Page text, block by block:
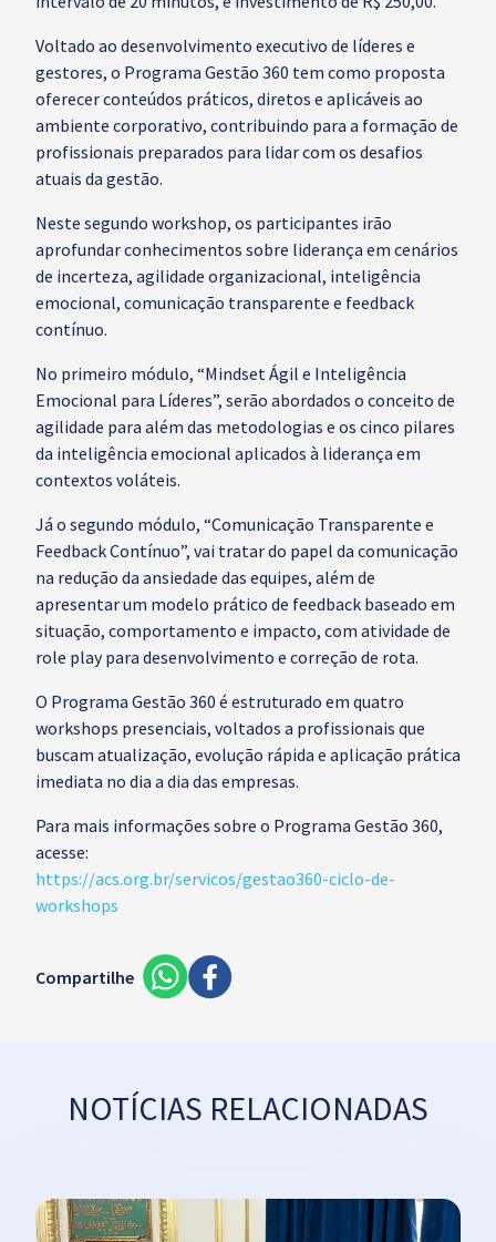
Voltado ao desenvolvimento executivo de líderes e
gestores, o Programa Gestão 360 tem como proposta
oferecer conteúdos práticos, diretos e aplicáveis ao
ambiente corporativo, contribuindo para a formação de
profissionais preparados para lidar com os desafios
atuais da gestão.
Neste segundo workshop, os participantes irão
aprofundar conhecimentos sobre liderança em cenários
de incerteza, agilidade organizacional, inteligência
emocional, comunicação transparente e feedback
contínuo.
No primeiro módulo, “Mindset Ágil e Inteligência
Emocional para Líderes”, serão abordados o conceito de
agilidade para além das metodologias e os cinco pilares
da inteligência emocional aplicados à liderança em
contextos voláteis.
Já o segundo módulo, “Comunicação Transparente e
Feedback Contínuo”, vai tratar do papel da comunicação
na redução da ansiedade das equipes, além de
apresentar um modelo prático de feedback baseado em
situação, comportamento e impacto, com atividade de
role play para desenvolvimento e correção de rota.
O Programa Gestão 360 é estruturado em quatro
workshops presenciais, voltados a profissionais que
buscam atualização, evolução rápida e aplicação prática
imediata no dia a dia das empresas.
Para mais informações sobre o Programa Gestão 360,
acesse:
https://acs.org.br/servicos/gestao360-ciclo-de-
workshops
Compartilhe
NOTÍCIAS RELACIONADAS